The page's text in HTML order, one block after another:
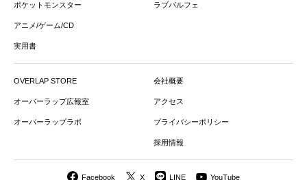
ポケットモンスター
アニメ/ゲーム/CD
実用書
ラブパルフェ
OVERLAP STORE
オーバーラップ広報室
オーバーラップラボ
会社概要
アクセス
プライバシーポリシー
採用情報
Facebook X LINE YouTube